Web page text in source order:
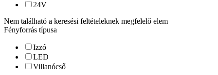
24V
Nem található a keresési feltételeknek megfelelő elem
Fényforrás típusa
Izzó
LED
Villanócső